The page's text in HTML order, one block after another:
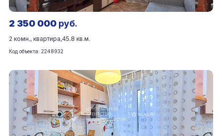
2 350 000 руб.
2 комн., квартира,45.8 кв.м.
Код объекта: 2248932